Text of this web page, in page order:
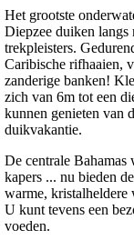
Het grootste
Diepzee duiken langs
trekpleisters.
Caribische rifhaaien,
zanderige banken!
zich van 6m tot een
kunnen genieten van
duikvakantie.
De centrale Bahamas
kapers ... nu bieden
warme, kristalheldere
U kunt tevens een
voeden.